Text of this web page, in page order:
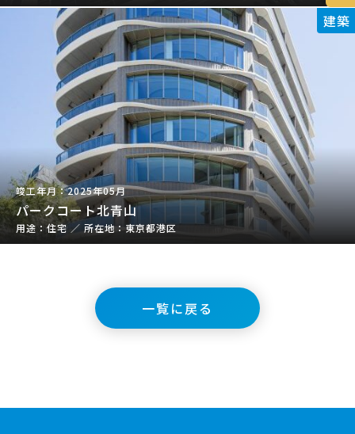
建築
2025年05月
パークコート北青山
住宅 ／ 東京都港区
一覧に戻る